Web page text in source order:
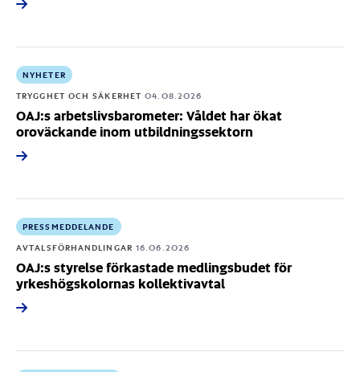
NYHETER
TRYGGHET OCH SÄKERHET 04.08.2026
OAJ:s arbetslivsbarometer: Våldet har ökat
oroväckande inom utbildningssektorn
PRESSMEDDELANDE
AVTALSFÖRHANDLINGAR 16.06.2026
OAJ:s styrelse förkastade medlingsbudet för
yrkeshögskolornas kollektivavtal